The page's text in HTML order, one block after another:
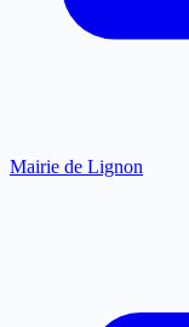
Mairie de Lignon